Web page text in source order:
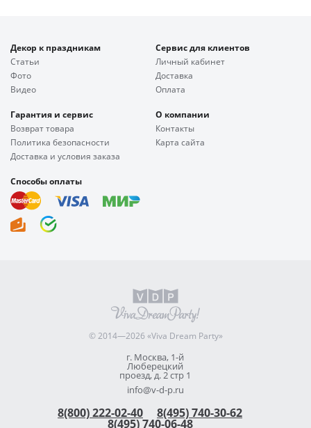
Декор к праздникам
Статьи
Фото
Видео
Сервис для клиентов
Личный кабинет
Доставка
Оплата
Гарантия и сервис
Возврат товара
Политика безопасности
Доставка и условия заказа
О компании
Контакты
Карта сайта
Способы оплаты
© 2014—2026 «Viva Dream Party»
г. Москва, 1-й
Люберецкий
проезд, д. 2 стр 1
info@v-d-p.ru
8(800) 222-02-40 8(495) 740-30-62
8(495) 740-06-48